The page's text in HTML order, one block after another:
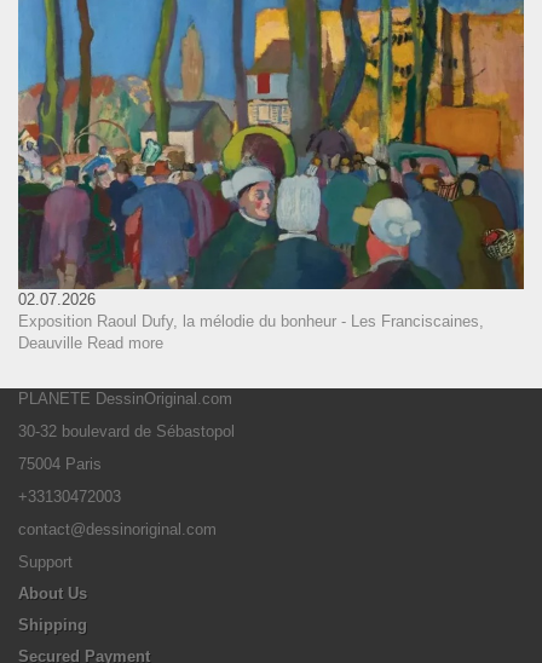
02.07.2026
Exposition Raoul Dufy, la mélodie du bonheur - Les Franciscaines,
Deauville Read more
PLANETE DessinOriginal.com
30-32 boulevard de Sébastopol
75004 Paris
+33130472003
contact@dessinoriginal.com
Support
About Us
Shipping
Secured Payment